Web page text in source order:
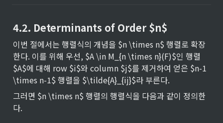
4.2. Determinants of Order $n$
이번 절에서는 행렬식의 개념을 $n \times n$ 행렬로 확장
한다. 이를 위해 우선, $A \in M_{n \times n}(F)$인 행렬
$A$에 대해 row $i$와 column $j$를 제거하여 얻은 $n-1
\times n-1$ 행렬을 $\tilde{A}_{ij}$라 부른다.
그러면 $n \times n$ 행렬의 행렬식을 다음과 같이 정의한
다.